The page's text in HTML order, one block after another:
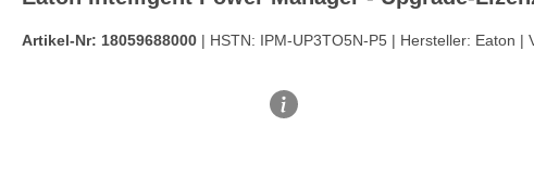
Artikel-Nr: 18059688000 | HSTN: IPM-UP3TO5N-P5 | Hersteller: Eaton |